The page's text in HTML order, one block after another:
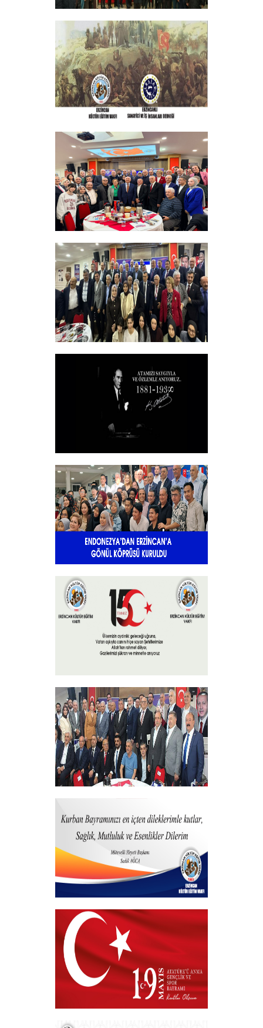
GELENEKSEL ŞEHİTLERİMİZİ ANMA
PROGRAMI DÜZENLEDİK
+
ERZINCAN VE TÜM SEHITLERI ANMA
PROGRAMI
+
Sadık Ağça Yeniden Başkan Seçildi
+
Vakfımızın 2025-2026 Yılı Burs
Toplantısı Yapıldı.
+
10 KASIM
+
Endonezya’dan Erzincan’a gönül
köprüsü
+
15 Temmuz 2025
+
Programı
+
Kurban Bayramı
+
19 MAYIS 2025